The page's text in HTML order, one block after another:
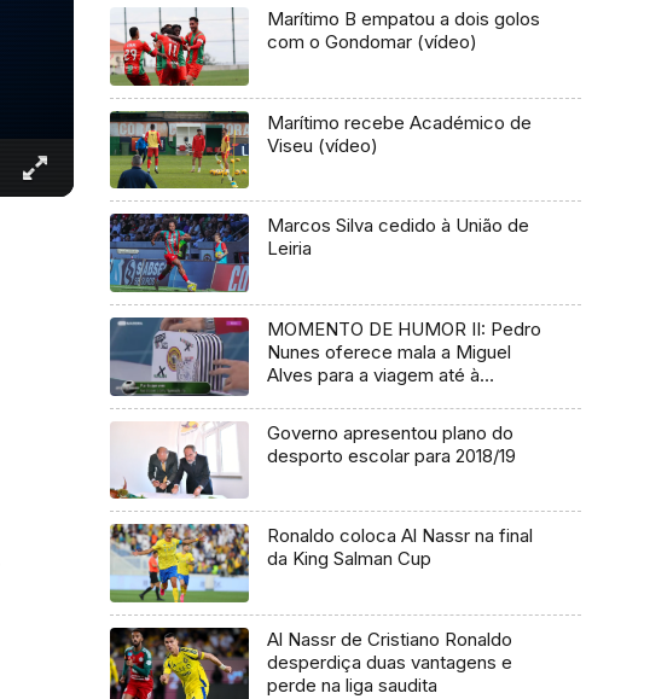
Marítimo B empatou a dois golos
com o Gondomar (vídeo)
Marítimo recebe Académico de
Viseu (vídeo)
Marcos Silva cedido à União de
Leiria
MOMENTO DE HUMOR II: Pedro
Nunes oferece mala a Miguel
Alves para a viagem até à
Governo apresentou plano do
desporto escolar para 2018/19
Ronaldo coloca Al Nassr na final
da King Salman Cup
Al Nassr de Cristiano Ronaldo
desperdiça duas vantagens e
perde na liga saudita